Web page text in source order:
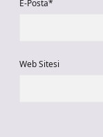
E-Posta*
Web Sitesi